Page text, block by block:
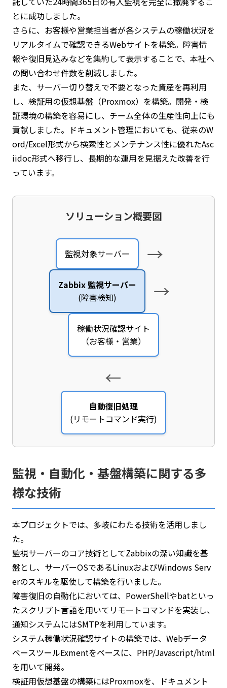
とに成功しました。
さらに、お客様や営業担当者が各システムの稼働状況を
リアルタイムで確認できるWebサイトを構築。障害情
報や復旧見込みなどを集約して表示することで、本社へ
の問い合わせ件数を削減しました。
また、サーバー切り替えで不要となった資産を再利用
し、検証用の仮想基盤（Proxmox）を構築。開発・検
証環境の構築を容易にし、チーム全体の生産性向上にも
貢献しました。ドキュメント管理においても、従来のW
ord/Excel形式から検索性とメンテナンス性に優れたAsc
iidoc形式へ移行し、長期的な運用を見据えた改善を行
っています。
ソリューション概要図
監視対象サーバー →
Zabbix 監視サーバー
(障害検知)
→
稼働状況確認サイト
（お客様・営業）
↓
自動復旧処理
(リモートコマンド実行)
監視・自動化・基盤構築に関する多
様な技術
本プロジェクトでは、多岐にわたる技術を活用しまし
た。
監視サーバーのコア技術としてZabbixの深い知識を基
盤とし、サーバーOSであるLinuxおよびWindows Serv
erのスキルを駆使して構築を行いました。
障害復旧の自動化においては、PowerShellやbatといっ
たスクリプト言語を用いてリモートコマンドを実装し、
通知システムにはSMTPを利用しています。
システム稼働状況確認サイトの構築では、Webデータ
ベースツールExmentをベースに、PHP/Javascript/html
を用いて開発。
検証用仮想基盤の構築にはProxmoxを、ドキュメント